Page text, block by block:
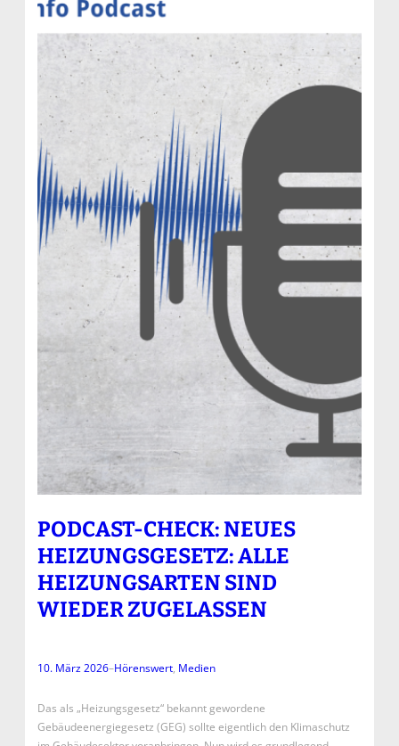
PODCAST-CHECK: NEUES
HEIZUNGSGESETZ: ALLE
HEIZUNGSARTEN SIND
WIEDER ZUGELASSEN
10. März 2026–Hörenswert, Medien
Das als „Heizungsgesetz“ bekannt gewordene
Gebäudeenergiegesetz (GEG) sollte eigentlich den Klimaschutz